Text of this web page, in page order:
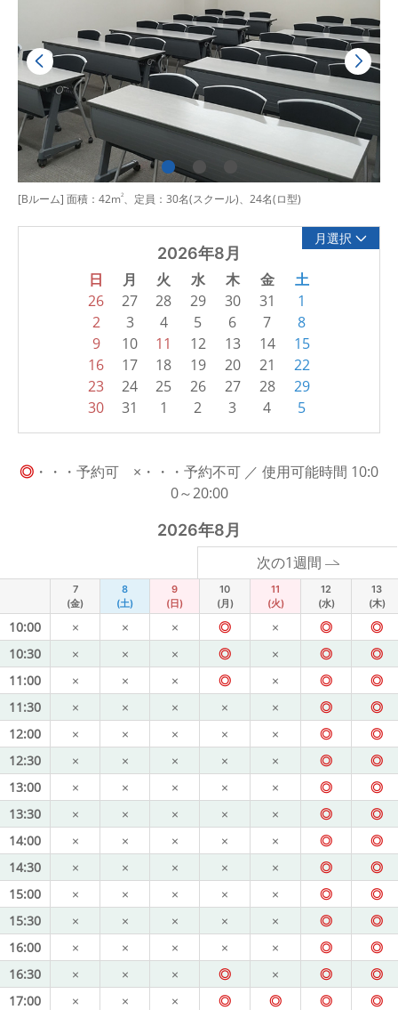
[Bルーム] 面積：42m2、定員：30名(スクール)、24名(ロ型)
月選択
2026年8月
日 月 火 水 木 金 土
26 27 28 29 30 31
1
2
3 4 5 6 7
8
9
10 11 12 13 14
15
16
17 18 19 20 21
22
23
24 25 26 27 28
29
30
31 1 2 3 4 5
◎ ・・・予約可 ×・・・予約不可 ／ 使用可能時間 10:0
0～20:00
2026年8月
次の1週間
7
(金)
8
(土)
9
(日)
10
(月)
11
(火)
12
(水)
13
(木)
10:00 × × × ◎ × ◎
◎
10:30
× × × ◎ × ◎
◎
11:00
× × × ◎ × ◎
◎
11:30
× × × × × ◎
◎
12:00
× × × × × ◎
◎
12:30
× × × × × ◎
◎
13:00
× × × × × ◎
◎
13:30
× × × × × ◎
◎
14:00
× × × × × ◎
◎
14:30
× × × × × ◎
◎
15:00
× × × × × ◎
◎
15:30
× × × × × ◎
◎
16:00
× × × × × ◎
◎
16:30
× × × ◎ × ◎
◎
17:00
× × × ◎ ◎ ◎ ◎